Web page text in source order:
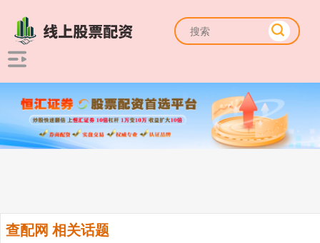
查配网 相关话题